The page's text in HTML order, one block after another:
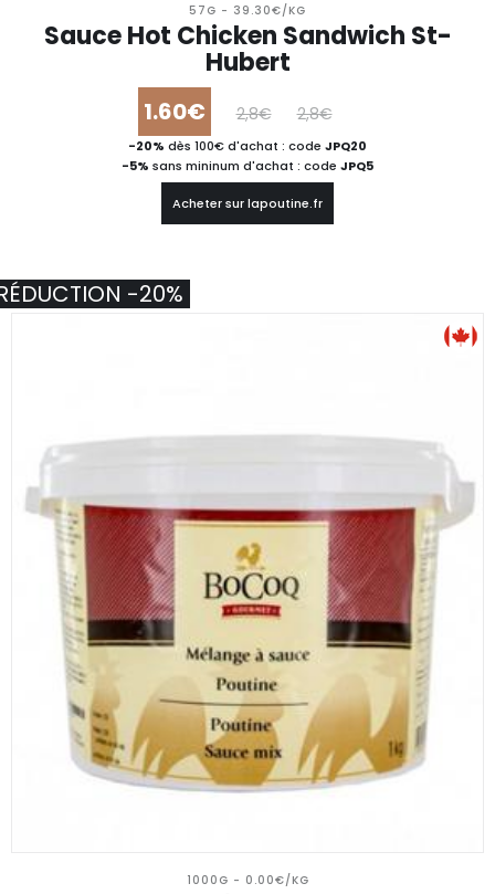
57G - 39.30€/KG
Sauce Hot Chicken Sandwich St-
Hubert
1.60€ 2,8€ 2,8€
-20% dès 100€ d'achat : code JPQ20
-5% sans mininum d'achat : code JPQ5
Acheter sur lapoutine.fr
1000G - 0.00€/KG
-20%